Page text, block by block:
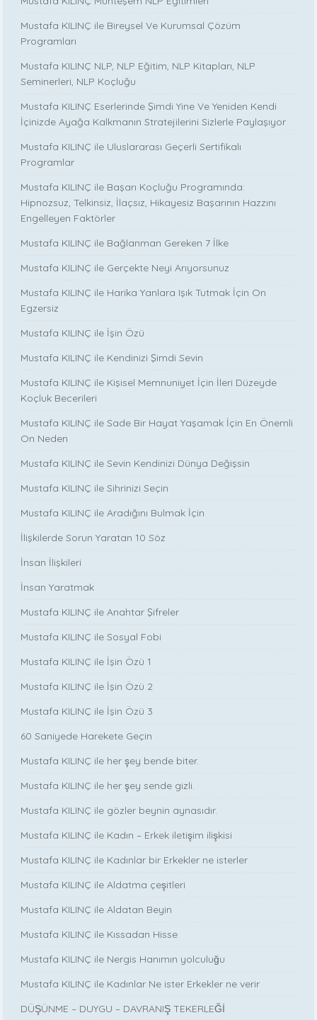
Mustafa KILINÇ ile Bireysel Ve Kurumsal Çözüm
Programları
Mustafa KILINÇ NLP, NLP Eğitim, NLP Kitapları, NLP
Seminerleri, NLP Koçluğu
Mustafa KILINÇ Eserlerinde Şimdi Yine Ve Yeniden Kendi
İçinizde Ayağa Kalkmanın Stratejilerini Sizlerle Paylaşıyor
Mustafa KILINÇ ile Uluslararası Geçerli Sertifikalı
Programlar
Mustafa KILINÇ ile Başarı Koçluğu Programında:
Hipnozsuz, Telkinsiz, İlaçsız, Hikayesiz Başarının Hazzını
Engelleyen Faktörler
Mustafa KILINÇ ile Bağlanman Gereken 7 İlke
Mustafa KILINÇ ile Gerçekte Neyi Arıyorsunuz
Mustafa KILINÇ ile Harika Yanlara Işık Tutmak İçin On
Egzersiz
Mustafa KILINÇ ile İşin Özü
Mustafa KILINÇ ile Kendinizi Şimdi Sevin
Mustafa KILINÇ ile Kişisel Memnuniyet İçin İleri Düzeyde
Koçluk Becerileri
Mustafa KILINÇ ile Sade Bir Hayat Yaşamak İçin En Önemli
On Neden
Mustafa KILINÇ ile Sevin Kendinizi Dünya Değişsin
Mustafa KILINÇ ile Sihrinizi Seçin
Mustafa KILINÇ ile Aradığını Bulmak İçin
İlişkilerde Sorun Yaratan 10 Söz
İnsan İlişkileri
İnsan Yaratmak
Mustafa KILINÇ ile Anahtar Şifreler
Mustafa KILINÇ ile Sosyal Fobi
Mustafa KILINÇ ile İşin Özü 1
Mustafa KILINÇ ile İşin Özü 2
Mustafa KILINÇ ile İşin Özü 3
60 Saniyede Harekete Geçin
Mustafa KILINÇ ile her şey bende biter.
Mustafa KILINÇ ile her şey sende gizli.
Mustafa KILINÇ ile gözler beynin aynasıdır.
Mustafa KILINÇ ile Kadın – Erkek iletişim ilişkisi
Mustafa KILINÇ ile Kadınlar bir Erkekler ne isterler
Mustafa KILINÇ ile Aldatma çeşitleri
Mustafa KILINÇ ile Aldatan Beyin
Mustafa KILINÇ ile Kıssadan Hisse
Mustafa KILINÇ ile Nergis Hanımın yolculuğu
Mustafa KILINÇ ile Kadınlar Ne ister Erkekler ne verir
DÜŞÜNME – DUYGU – DAVRANIŞ TEKERLEĞİ